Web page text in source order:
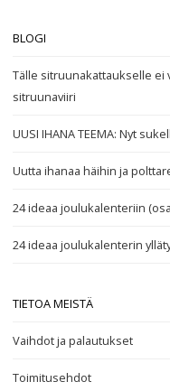
BLOGI
Tälle sitruunakattaukselle ei
sitruunaviiri
UUSI IHANA TEEMA: Nyt
Uutta ihanaa häihin ja
24 ideaa joulukalenteriin
24 ideaa joulukalenterin
TIETOA MEISTÄ
Vaihdot ja palautukset
Toimitusehdot